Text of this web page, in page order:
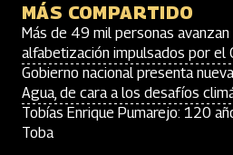
MÁS COMPARTIDO
Más de 49 mil personas
alfabetización impulsados por el
Gobierno nacional presenta
Agua, de cara a los desafíos
Tobías Enrique Pumarejo: 120
Toba